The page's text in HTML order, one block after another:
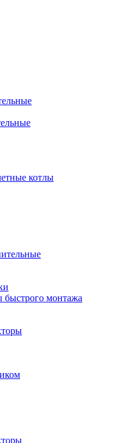
котлы
быстрого монтажа